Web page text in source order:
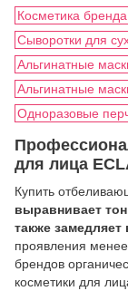
Косметика
Сыворотки для
Альгинатные
Альгинатные
Одноразовые
для лица
Купить
выравнивает
также
проявления
брендов
косметики для